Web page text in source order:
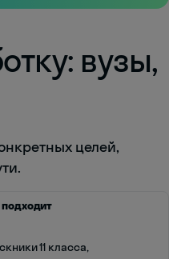
вузы,
целей,
11 класса,